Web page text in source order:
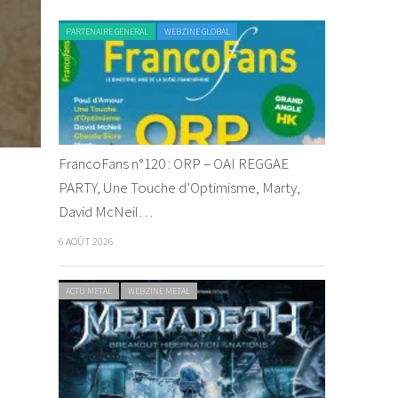
PARTENAIRE GENERAL WEBZINE GLOBAL
FrancoFans n°120 : ORP – OAI REGGAE
PARTY, Une Touche d’Optimisme, Marty,
David McNeil…
6 AOÛT 2026
ACTU METAL WEBZINE METAL